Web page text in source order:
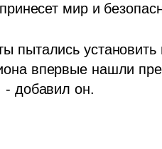
мир и
пытались
впервые нашли
- добавил он.